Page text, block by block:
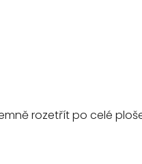
rozetřít po celé